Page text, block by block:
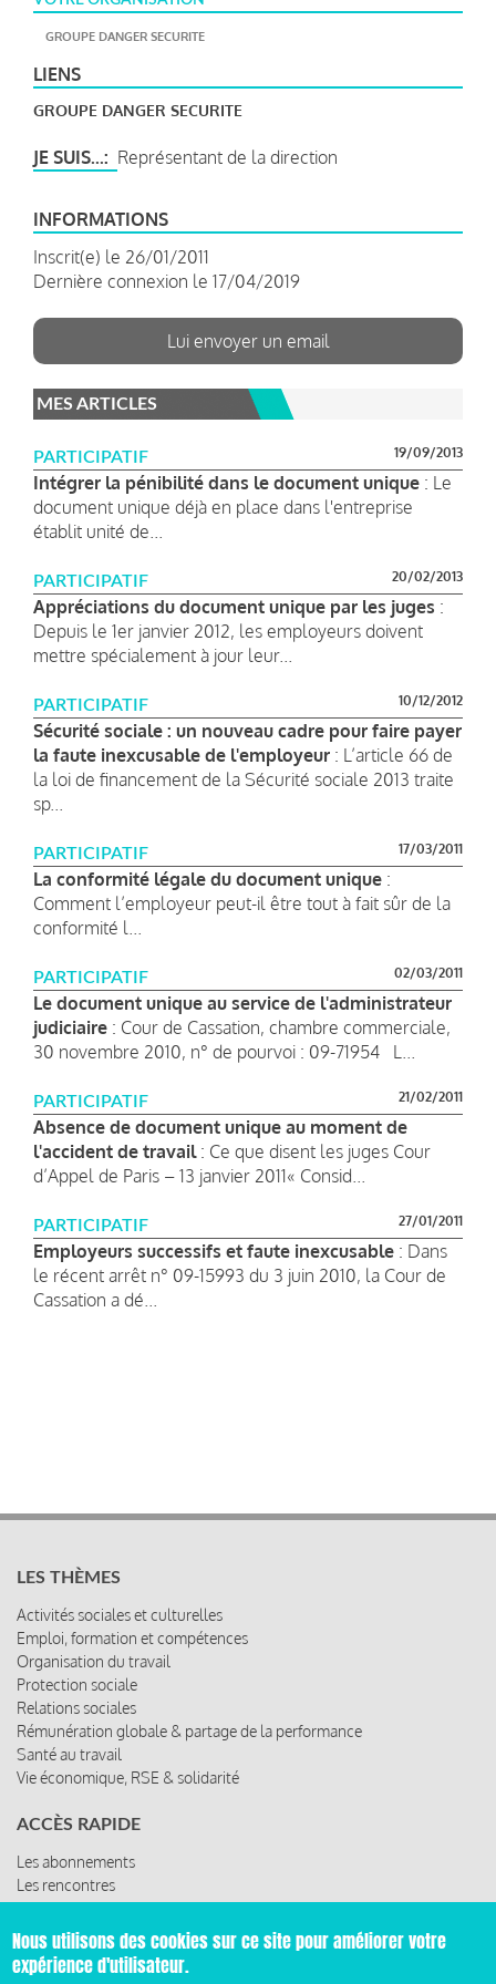
GROUPE DANGER SECURITE
LIENS
GROUPE DANGER SECURITE
JE SUIS... Représentant de la direction
INFORMATIONS
Inscrit(e) le 26/01/2011
Dernière connexion le 17/04/2019
Lui envoyer un email
MES ARTICLES
PARTICIPATIF 19/09/2013
Intégrer la pénibilité dans le document unique : Le
document unique déjà en place dans l'entreprise
établit unité de...
PARTICIPATIF 20/02/2013
Appréciations du document unique par les juges :
Depuis le 1er janvier 2012, les employeurs doivent
mettre spécialement à jour leur...
PARTICIPATIF 10/12/2012
Sécurité sociale : un nouveau cadre pour faire payer
la faute inexcusable de l'employeur : L’article 66 de
la loi de financement de la Sécurité sociale 2013 traite
sp...
PARTICIPATIF 17/03/2011
La conformité légale du document unique :
Comment l’employeur peut-il être tout à fait sûr de la
conformité l...
PARTICIPATIF 02/03/2011
Le document unique au service de l'administrateur
judiciaire : Cour de Cassation, chambre commerciale,
30 novembre 2010, n° de pourvoi : 09-71954 L...
PARTICIPATIF 21/02/2011
Absence de document unique au moment de
l'accident de travail: Ce que disent les juges Cour
d’Appel de Paris – 13 janvier 2011« Consid...
PARTICIPATIF 27/01/2011
Employeurs successifs et faute inexcusable : Dans
le récent arrêt n° 09-15993 du 3 juin 2010, la Cour de
Cassation a dé...
LES THÈMES
Activités sociales et culturelles
Emploi, formation et compétences
Organisation du travail
Protection sociale
Relations sociales
Rémunération globale & partage de la performance
Santé au travail
Vie économique, RSE & solidarité
ACCÈS RAPIDE
Les abonnements
Les rencontres
Les ressources
Nous utilisons des cookies sur ce site pour améliorer votre
expérience d'utilisateur.